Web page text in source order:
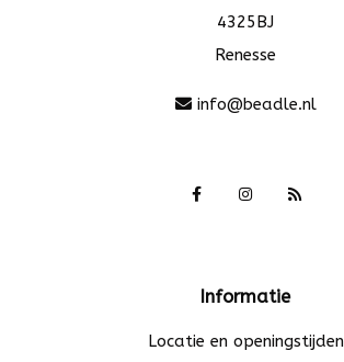
4325BJ
Renesse
info@beadle.nl
Informatie
Locatie en openingstijden